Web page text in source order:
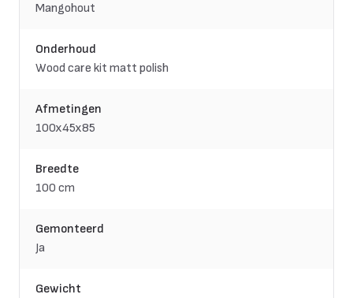
Mangohout
Onderhoud
Wood care kit matt polish
Afmetingen
100x45x85
Breedte
100 cm
Gemonteerd
Ja
Gewicht